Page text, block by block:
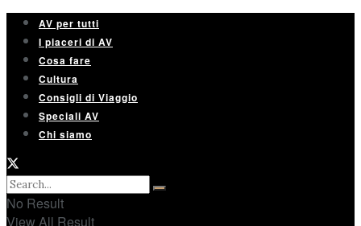
AV per tutti
I piaceri di AV
Cosa fare
Cultura
Consigli di Viaggio
Speciali AV
Chi siamo
No Result
View All Result